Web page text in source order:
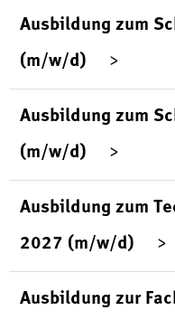
Ausbildung zum
(m/w/d)
Ausbildung zum
(m/w/d)
Ausbildung zum
2027 (m/w/d)
Ausbildung zur